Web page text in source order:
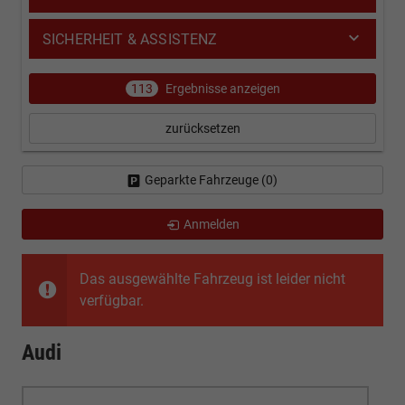
Das ausgewählte Fahrzeug ist leider nicht
verfügbar.
Audi
SICHERHEIT & ASSISTENZ
113 Ergebnisse anzeigen
zurücksetzen
Geparkte Fahrzeuge (0)
Anmelden